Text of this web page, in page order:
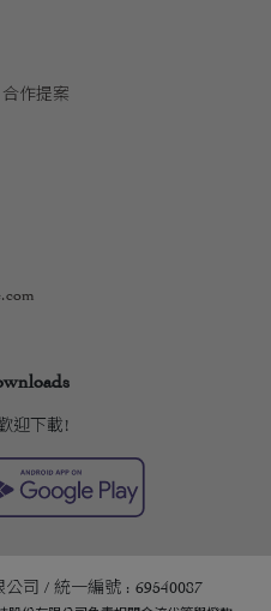
合作提案
迎下載!
司 / 統一編號 : 69540087